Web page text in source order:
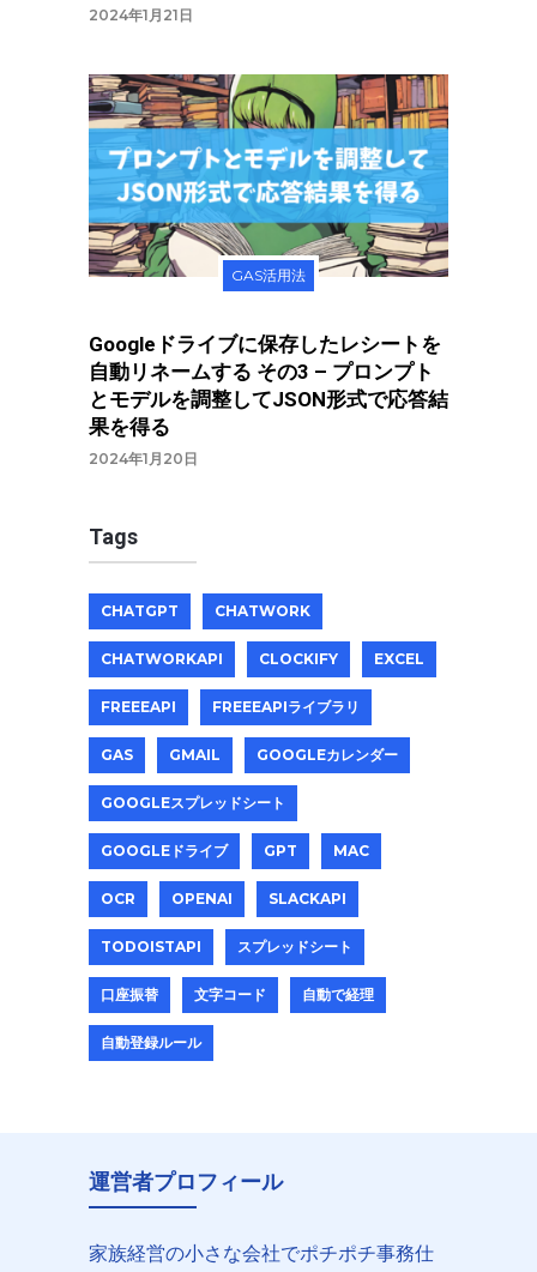
2024年1月21日
GAS活用法
Googleドライブに保存したレシートを
自動リネームする その3 – プロンプト
とモデルを調整してJSON形式で応答結
果を得る
2024年1月20日
Tags
CHATGPT CHATWORK
CHATWORKAPI CLOCKIFY EXCEL
FREEEAPI FREEEAPIライブラリ
GAS GMAIL GOOGLEカレンダー
GOOGLEスプレッドシート
GOOGLEドライブ GPT MAC
OCR OPENAI SLACKAPI
TODOISTAPI スプレッドシート
口座振替 文字コード 自動で経理
自動登録ルール
運営者プロフィール
家族経営の小さな会社でポチポチ事務仕